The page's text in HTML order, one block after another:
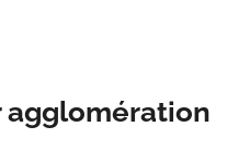
agglomération